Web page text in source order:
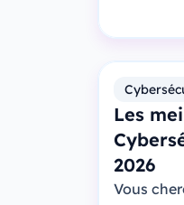
Les
2026
Vous